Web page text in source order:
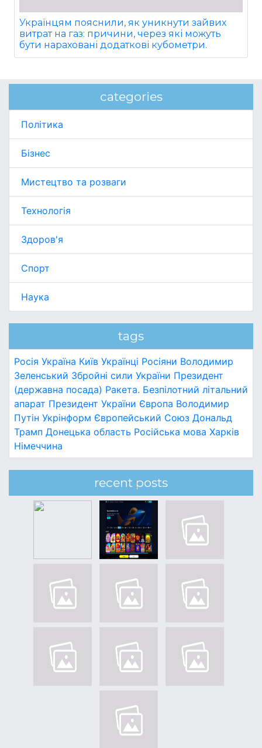
Українцям пояснили, як уникнути зайвих
витрат на газ: причини, через які можуть
бути нараховані додаткові кубометри.
categories
Політика
Бізнес
Мистецтво та розваги
Технологія
Здоров'я
Спорт
Наука
tags
Росія Україна Київ Українці Росіяни Володимир
Зеленський Збройні сили України Президент
(державна посада) Ракета. Безпілотний літальний
апарат Президент України Європа Володимир
Путін Укрінформ Європейський Союз Дональд
Трамп Донецька область Російська мова Харків
Німеччина
recent posts